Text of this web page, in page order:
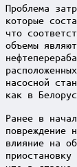
Проблема
которые
что
объемы
насосной
как в
Ранее в
повреждение
влияние на